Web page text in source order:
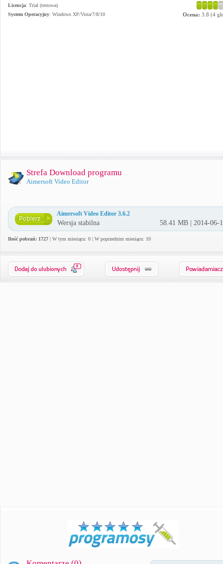
Licencja: Trial (testowa)
System Operacyjny: Windows XP/Vista/7/8/10 Ocena: 3.8 (4
Strefa Download programu
Aimersoft Video Editor
Aimersoft Video Editor 3.6.2
Wersja stabilna 58.41 MB | 2014-06-
Ilość pobrań: 1727 | W tym miesiącu: 0 | W poprzednim miesiącu: 10
0